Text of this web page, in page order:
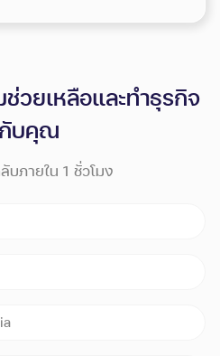
วยเหลือและทำธุรกิจ
บคุณ
บภายใน 1 ชั่วโมง